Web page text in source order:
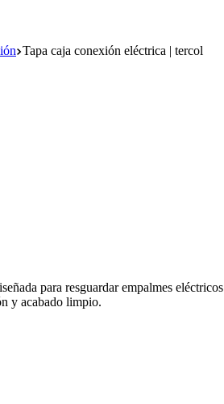
Tapa caja conexión eléctrica | tercol
para resguardar empalmes eléctricos
y acabado limpio.